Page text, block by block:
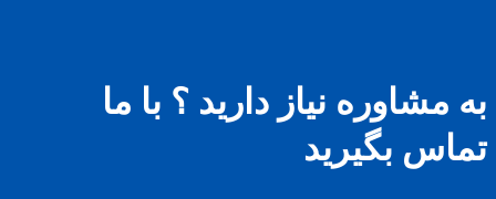
به مشاوره نیاز دارید ؟ با ما
تماس بگیرید